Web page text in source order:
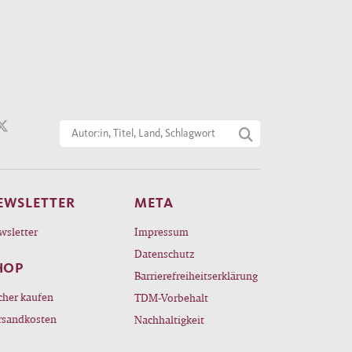
kaufen
META
Impressum
Datenschutz
Barrierefreiheitserklärung
TDM-Vorbehalt
Nachhaltigkeit